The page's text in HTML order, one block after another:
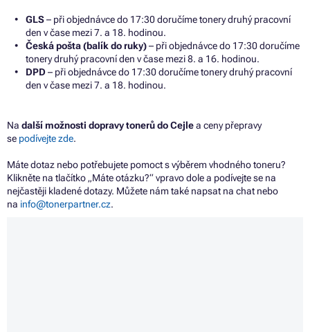
GLS– při objednávce do 17:30 doručíme tonery druhý pracovní
den v čase mezi 7. a 18. hodinou.
Česká pošta (balík do ruky)– při objednávce do 17:30 doručíme
tonery druhý pracovní den v čase mezi 8. a 16. hodinou.
DPD – při objednávce do 17:30 doručíme tonery druhý pracovní
den v čase mezi 7. a 18. hodinou.
Na další možnosti dopravy tonerů do Cejlea ceny přepravy
se podívejte zde.
Máte dotaz nebo potřebujete pomoct s výběrem vhodného toneru?
Klikněte na tlačítko „Máte otázku?“ vpravo dole a podívejte se na
nejčastěji kladené dotazy. Můžete nám také napsat na chat nebo
na info@tonerpartner.cz.